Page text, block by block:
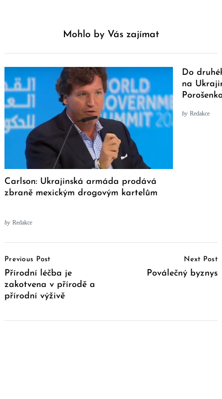
Mohlo by Vás zajímat
Carlson: Ukrajinská armáda prodává
zbraně mexickým drogovým kartelům
by Redakce
Do
na
by Redakce
Navigation
Previous Post
Přírodní léčba je
zakotvena v přírodě a
přírodní výživě
Next Post
Poválečný byznys